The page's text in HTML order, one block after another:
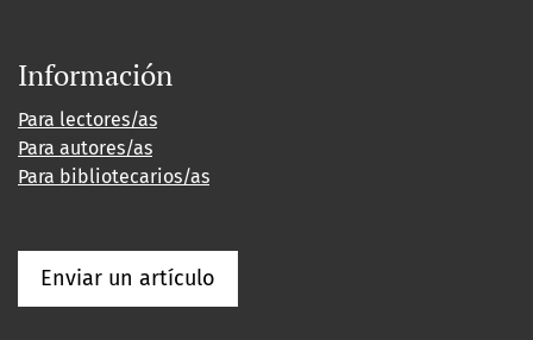
Información
Para lectores/as
Para autores/as
Para bibliotecarios/as
Enviar un artículo